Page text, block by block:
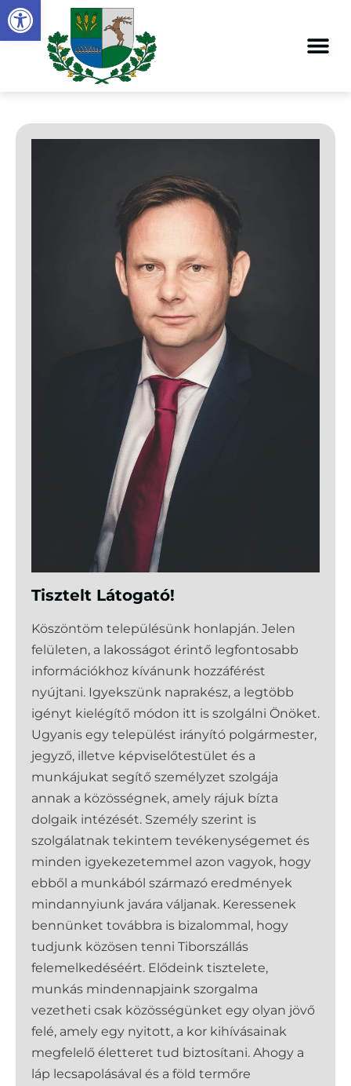
Eszköztár megnyitása
Tisztelt Látogató!
Köszöntöm településünk honlapján. Jelen
felületen, a lakosságot érintő legfontosabb
információkhoz kívánunk hozzáférést
nyújtani. Igyekszünk naprakész, a legtöbb
igényt kielégítő módon itt is szolgálni Önöket.
Ugyanis egy települést irányító polgármester,
jegyző, illetve képviselőtestület és a
munkájukat segítő személyzet szolgája
annak a közösségnek, amely rájuk bízta
dolgaik intézését. Személy szerint is
szolgálatnak tekintem tevékenységemet és
minden igyekezetemmel azon vagyok, hogy
ebből a munkából származó eredmények
mindannyiunk javára váljanak. Keressenek
bennünket továbbra is bizalommal, hogy
tudjunk közösen tenni Tiborszállás
felemelkedéséért. Elődeink tisztelete,
munkás mindennapjaink szorgalma
vezetheti csak közösségünket egy olyan jövő
felé, amely egy nyitott, a kor kihívásainak
megfelelő életteret tud biztosítani. Ahogy a
láp lecsapolásával és a föld termőre